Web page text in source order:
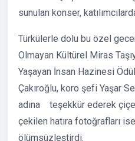
sunulan konser,
Türkülerle dolu bu özel
Olmayan Kültürel Miras
Yaşayan İnsan Hazinesi
Çakıroğlu, koro şefi Yaşar
adına teşekkür ederek
çekilen hatıra fotoğrafları
ölümsüzleştirdi.